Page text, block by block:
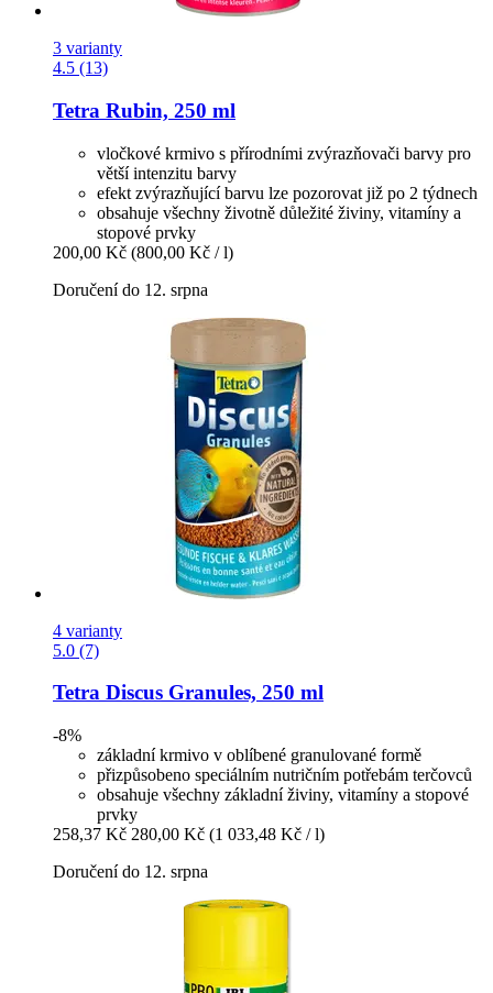
3 varianty
4.5 (13)
Tetra Rubin, 250 ml
vločkové krmivo s přírodními zvýrazňovači barvy pro
větší intenzitu barvy
efekt zvýrazňující barvu lze pozorovat již po 2 týdnech
obsahuje všechny životně důležité živiny, vitamíny a
stopové prvky
200,00 Kč (800,00 Kč / l)
Doručení do 12. srpna
4 varianty
5.0 (7)
Tetra Discus Granules, 250 ml
-8%
základní krmivo v oblíbené granulované formě
přizpůsobeno speciálním nutričním potřebám terčovců
obsahuje všechny základní živiny, vitamíny a stopové
prvky
258,37 Kč 280,00 Kč (1 033,48 Kč / l)
Doručení do 12. srpna